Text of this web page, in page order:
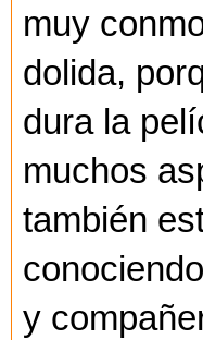
muy
dolida,
dura la
muchos
también
y